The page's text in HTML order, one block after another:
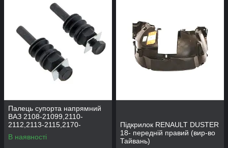
Палець супорта напрямний
ВАЗ 2108-21099,2110-
2112,2113-2115,2170-
2172,2190, 1117-1119 (к-т
2шт) (вир-во BEG-LINE)
В наявності
Підкрилок RENAULT DUSTER
18- передній правий (вир-во
Тайвань)